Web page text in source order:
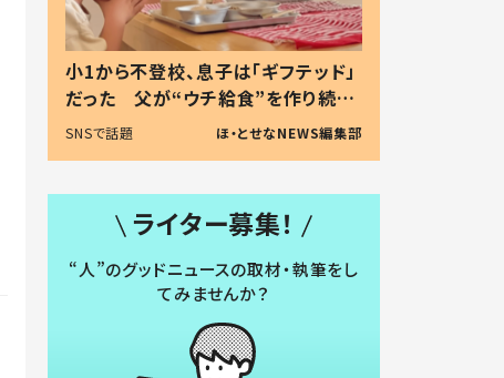
小1から不登校、息子は「ギフテッド」
だった 父が“ウチ給食”を作り続け
る理由とは #令和の親 #令和の子
SNSで話題 ほ・とせなNEWS編集部
ライター募集！
“人”のグッドニュースの取材・執筆をし
てみませんか？